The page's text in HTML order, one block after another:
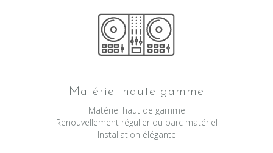
Matériel haute gamme
Matériel haut de gamme
Renouvellement régulier du parc matériel
Installation élégante